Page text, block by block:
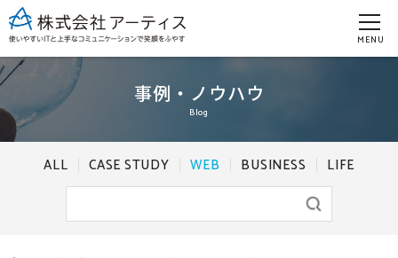
MENU
事例・ノウハウ
Blog
ALL CASE STUDY WEB BUSINESS LIFE